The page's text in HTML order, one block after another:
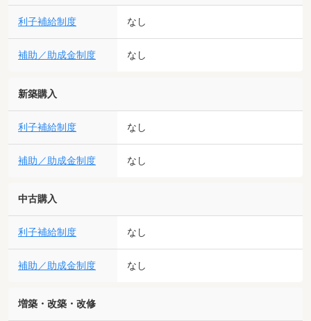
利子補給制度 なし
補助／助成金制度 なし
新築購入
利子補給制度 なし
補助／助成金制度 なし
中古購入
利子補給制度 なし
補助／助成金制度 なし
増築・改築・改修